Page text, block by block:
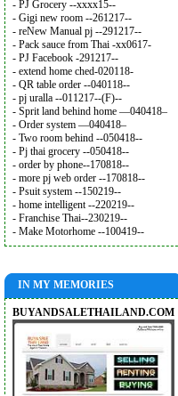
- PJ Grocery --xxxx15--
- Gigi new room --261217--
- reNew Manual pj --291217--
- Pack sauce from Thai -xx0617-
- PJ Facebook -291217--
- extend home ched-020118-
- QR table order --040118--
- pj uralla --011217--(F)--
- Sprit land behind home —040418–
- Order system —040418–
- Two room behind --050418--
- Pj thai grocery --050418--
- order by phone--170818--
- more pj web order --170818--
- Psuit system --150219--
- home intelligent --220219--
- Franchise Thai--230219--
- Make Motorhome --100419--
IN MY MEMORIES
BUYANDSALETHAILAND.COM